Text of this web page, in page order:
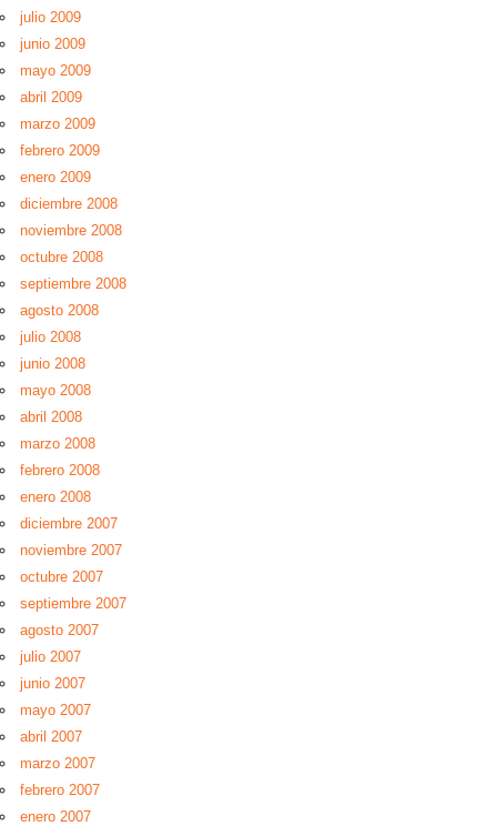
julio 2009
junio 2009
mayo 2009
abril 2009
marzo 2009
febrero 2009
enero 2009
diciembre 2008
noviembre 2008
octubre 2008
septiembre 2008
agosto 2008
julio 2008
junio 2008
mayo 2008
abril 2008
marzo 2008
febrero 2008
enero 2008
diciembre 2007
noviembre 2007
octubre 2007
septiembre 2007
agosto 2007
julio 2007
junio 2007
mayo 2007
abril 2007
marzo 2007
febrero 2007
enero 2007